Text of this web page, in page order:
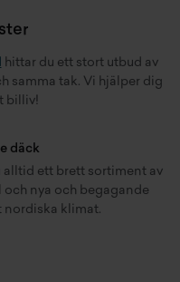
däck och vid varje
lufttryck i däck och
i Vetlanda
förbättrar
däckverkstad justerar vi
hittar du ett stort utbud av
samma tak. Vi hjälper dig
billiv!
däck
alltid ett brett sortiment av
och nya och begagande
nordiska klimat.